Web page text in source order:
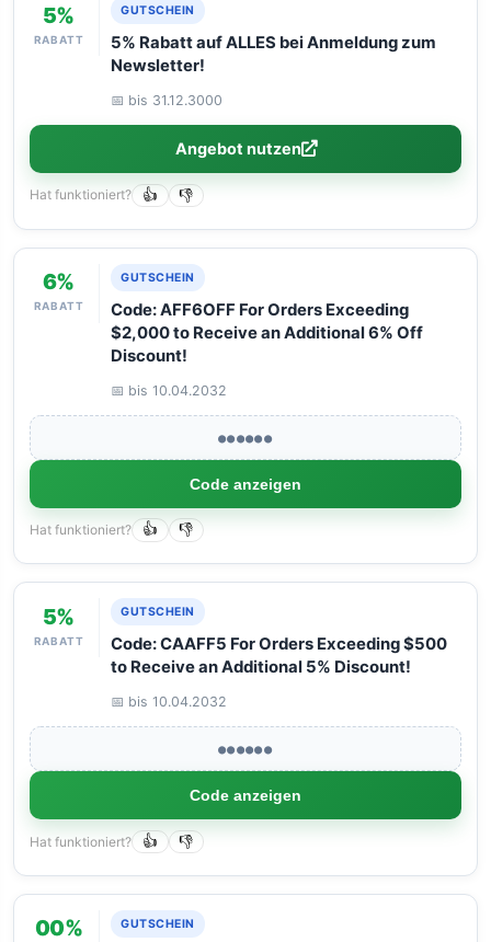
5%
RABATT
GUTSCHEIN
5% Rabatt auf ALLES bei Anmeldung zum
Newsletter!
📅 bis 31.12.3000
Angebot nutzen
Hat funktioniert? 👍 👎
6%
RABATT
GUTSCHEIN
Code: AFF6OFF For Orders Exceeding
$2,000 to Receive an Additional 6% Off
Discount!
📅 bis 10.04.2032
●●●●●●
Code anzeigen
Hat funktioniert? 👍 👎
5%
RABATT
GUTSCHEIN
Code: CAAFF5 For Orders Exceeding $500
to Receive an Additional 5% Discount!
📅 bis 10.04.2032
●●●●●●
Code anzeigen
Hat funktioniert? 👍 👎
00% GUTSCHEIN